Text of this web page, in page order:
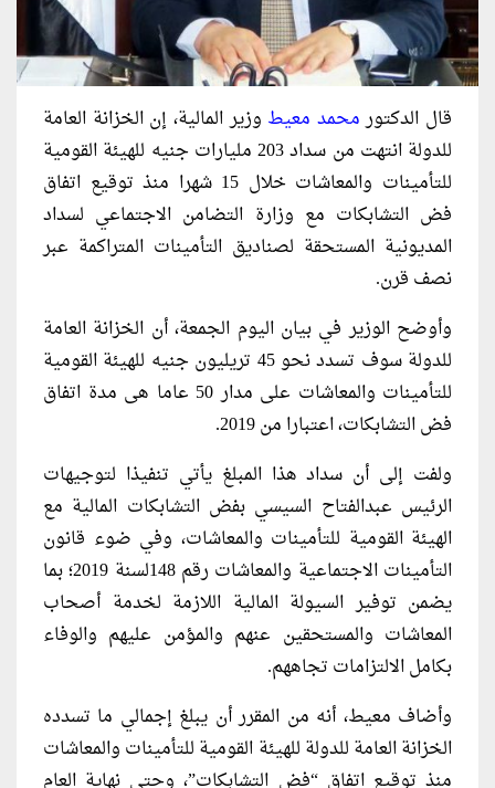
قال الدكتورمحمد معيط وزير المالية، إن الخزانة العامة
للدولة انتهت من سداد 203 مليارات جنيه للهيئة القومية
للتأمينات والمعاشات خلال 15 شهرا منذ توقيع اتفاق
فض التشابكات مع وزارة التضامن الاجتماعي لسداد
المديونية المستحقة لصناديق التأمينات المتراكمة عبر
نصف قرن.
وأوضح الوزير في بيان اليوم الجمعة، أن الخزانة العامة
للدولة سوف تسدد نحو 45 تريليون جنيه للهيئة القومية
للتأمينات والمعاشات على مدار 50 عاما هى مدة اتفاق
فض التشابكات، اعتبارا من 2019.
ولفت إلى أن سداد هذا المبلغ يأتي تنفيذا لتوجيهات
الرئيس عبدالفتاح السيسي بفض التشابكات المالية مع
الهيئة القومية للتأمينات والمعاشات، وفي ضوء قانون
التأمينات الاجتماعية والمعاشات رقم 148لسنة 2019؛ بما
يضمن توفير السيولة المالية اللازمة لخدمة أصحاب
المعاشات والمستحقين عنهم والمؤمن عليهم والوفاء
بكامل الالتزامات تجاههم.
وأضاف معيط، أنه من المقرر أن يبلغ إجمالي ما تسدده
الخزانة العامة للدولة للهيئة القومية للتأمينات والمعاشات
منذ توقيع اتفاق “فض التشابكات”، وحتى نهاية العام